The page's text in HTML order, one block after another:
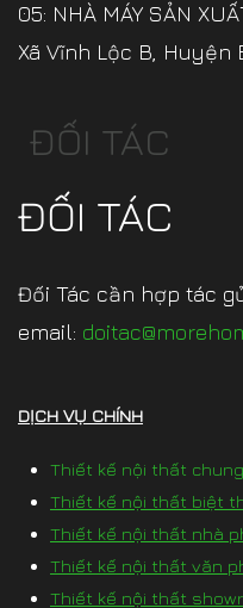
05: NHÀ MÁY SẢN
Xã Vĩnh Lộc B, Huyện
ĐỐI TÁC
ĐỐI TÁC
Đối Tác cần hợp tác
email:
DỊCH VỤ CHÍNH
Thiết kế nội thất
Thiết kế nội thất biệt
Thiết kế nội thất nhà
Thiết kế nội thất văn
Thiết kế nội thất